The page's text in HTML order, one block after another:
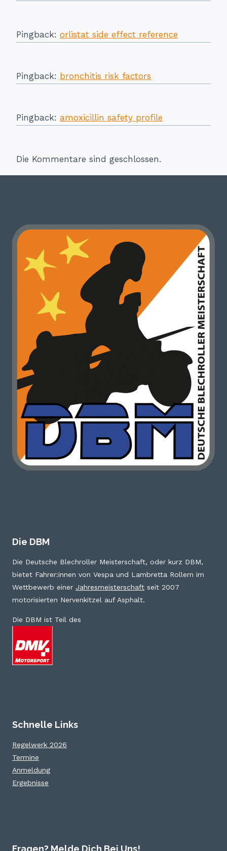
Pingback: orlistat side effect reference
Pingback: bronchitis risk factors
Pingback: amoxicillin safety profile
Die Kommentare sind geschlossen.
Die DBM
Die Deutsche Blechroller Meisterschaft, oder kurz DBM,
bietet Fahrer:innen von Vespa und Lambretta Rollern im
Wettbewerb einer Jahresmeisterschaft seit 2007
motorisierten Nervenkitzel auf Asphalt.
Die DBM ist Teil des
Schnelle Links
Regelwerk 2026
Termine
Anmeldung
Ergebnisse
Fragen? Melde Dich Bei Uns!